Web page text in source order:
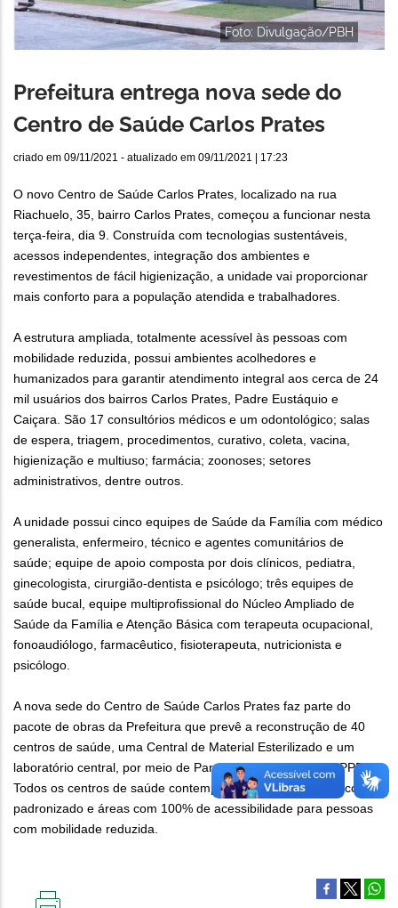
Foto: Divulgação/PBH
Prefeitura entrega nova sede do
Centro de Saúde Carlos Prates
criado em 09/11/2021 - atualizado em 09/11/2021 | 17:23
O novo Centro de Saúde Carlos Prates, localizado na rua
Riachuelo, 35, bairro Carlos Prates, começou a funcionar nesta
terça-feira, dia 9. Construída com tecnologias sustentáveis,
acessos independentes, integração dos ambientes e
revestimentos de fácil higienização, a unidade vai proporcionar
mais conforto para a população atendida e trabalhadores.
A estrutura ampliada, totalmente acessível às pessoas com
mobilidade reduzida, possui ambientes acolhedores e
humanizados para garantir atendimento integral aos cerca de 24
mil usuários dos bairros Carlos Prates, Padre Eustáquio e
Caiçara. São 17 consultórios médicos e um odontológico; salas
de espera, triagem, procedimentos, curativo, coleta, vacina,
higienização e multiuso; farmácia; zoonoses; setores
administrativos, dentre outros.
A unidade possui cinco equipes de Saúde da Família com médico
generalista, enfermeiro, técnico e agentes comunitários de
saúde; equipe de apoio composta por dois clínicos, pediatra,
ginecologista, cirurgião-dentista e psicólogo; três equipes de
saúde bucal, equipe multiprofissional do Núcleo Ampliado de
Saúde da Família e Atenção Básica com terapeuta ocupacional,
fonoaudiólogo, farmacêutico, fisioterapeuta, nutricionista e
psicólogo.
A nova sede do Centro de Saúde Carlos Prates faz parte do
pacote de obras da Prefeitura que prevê a reconstrução de 40
centros de saúde, uma Central de Material Esterilizado e um
laboratório central, por meio de Parceria Público Privada (PPP).
Todos os centros de saúde contemplados terão espaço físico
padronizado e áreas com 100% de acessibilidade para pessoas
com mobilidade reduzida.